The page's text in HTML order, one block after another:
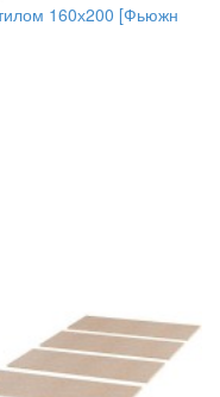
160х200 [Фьюжн